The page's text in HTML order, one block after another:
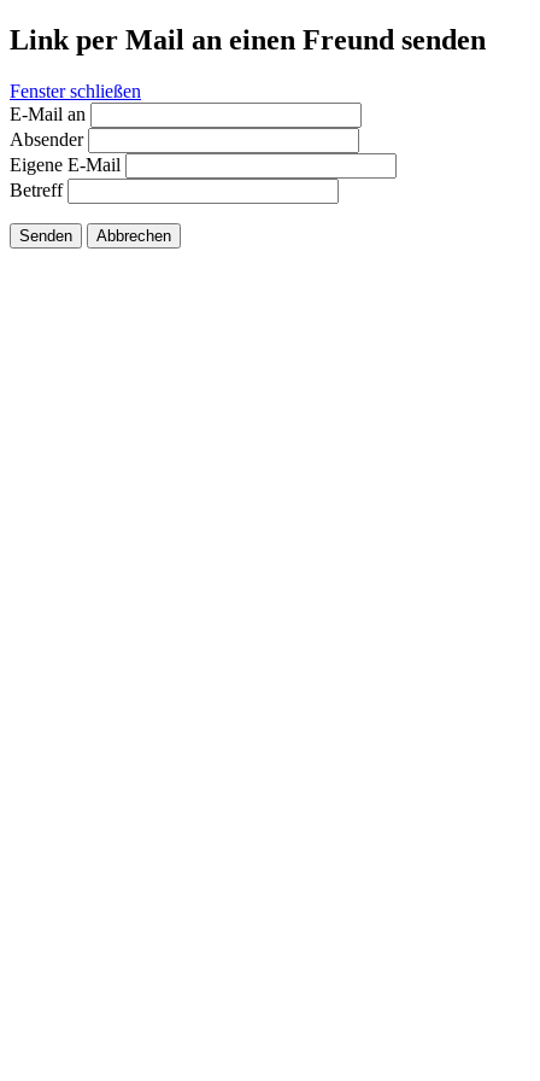
Link per Mail an einen Freund senden
Fenster schließen
E-Mail an
Absender
Eigene E-Mail
Betreff
Senden Abbrechen